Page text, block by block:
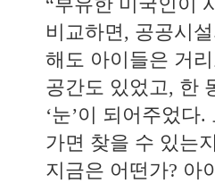
비교하면, 공공시
해도 아이들은 거
공간도 있었고, 한
‘눈’이 되어주었다.
가면 찾을 수 있는
지금은 어떤가? 아